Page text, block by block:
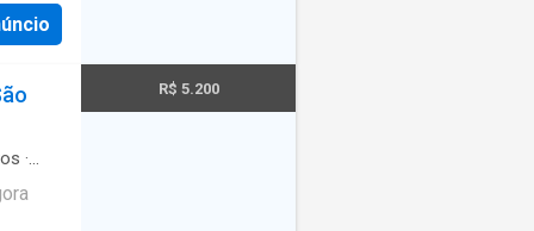
O
no
·
R$ 5.200